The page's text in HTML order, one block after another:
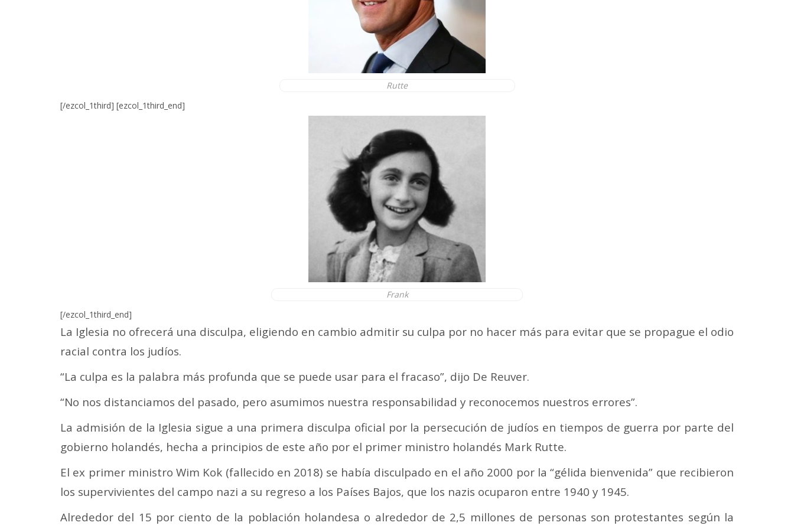
Rutte
[/ezcol_1third] [ezcol_1third_end]
Frank
[/ezcol_1third_end]
La Iglesia no ofrecerá una disculpa, eligiendo en cambio admitir su culpa por no hacer más para evitar que se propague el odio
racial contra los judíos.
“La culpa es la palabra más profunda que se puede usar para el fracaso”, dijo De Reuver.
“No nos distanciamos del pasado, pero asumimos nuestra responsabilidad y reconocemos nuestros errores”.
La admisión de la Iglesia sigue a una primera disculpa oficial por la persecución de judíos en tiempos de guerra por parte del
gobierno holandés, hecha a principios de este año por el primer ministro holandés Mark Rutte.
El ex primer ministro Wim Kok (fallecido en 2018) se había disculpado en el año 2000 por la “gélida bienvenida” que recibieron
los supervivientes del campo nazi a su regreso a los Países Bajos, que los nazis ocuparon entre 1940 y 1945.
Alrededor del 15 por ciento de la población holandesa o alrededor de 2,5 millones de personas son protestantes según la